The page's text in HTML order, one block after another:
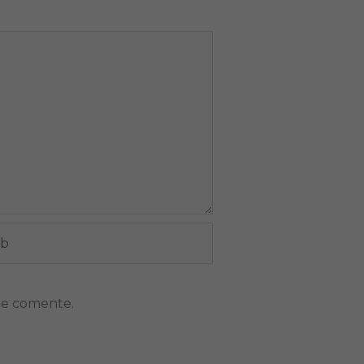
comente.